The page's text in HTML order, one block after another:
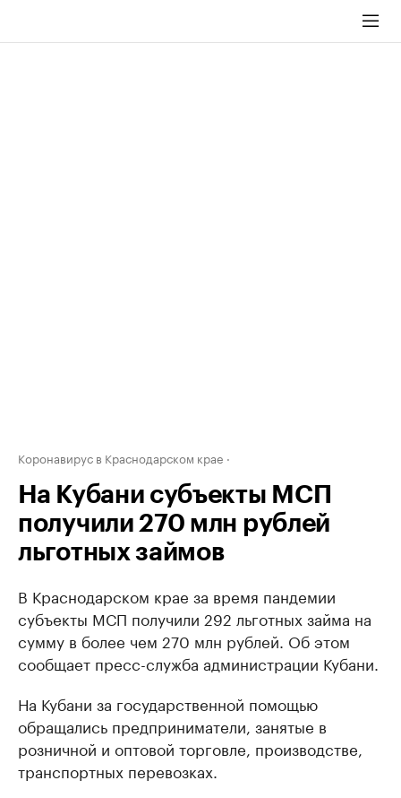
Коронавирус в Краснодарском крае
На Кубани субъекты МСП
получили 270 млн рублей
льготных займов
В Краснодарском крае за время пандемии
субъекты МСП получили 292 льготных займа на
сумму в более чем 270 млн рублей. Об этом
сообщает пресс-служба администрации Кубани.
На Кубани за государственной помощью
обращались предприниматели, занятые в
розничной и оптовой торговле, производстве,
транспортных перевозках.